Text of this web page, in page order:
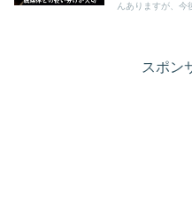
んありますが、今
スポン